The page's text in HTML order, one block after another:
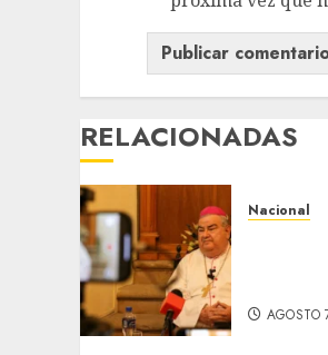
RELACIONADAS
Nacional
AGOSTO